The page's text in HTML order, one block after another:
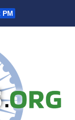
PM